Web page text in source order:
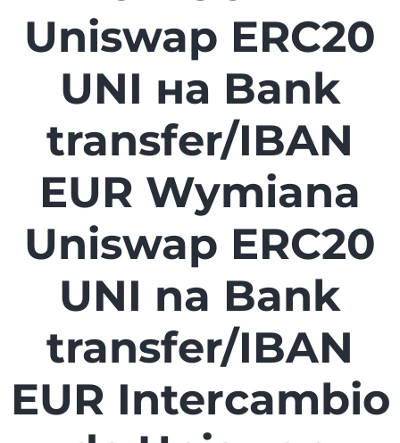
Uniswap ERC20
UNI на Bank
transfer/IBAN
EUR Wymiana
Uniswap ERC20
UNI na Bank
transfer/IBAN
EUR Intercambio